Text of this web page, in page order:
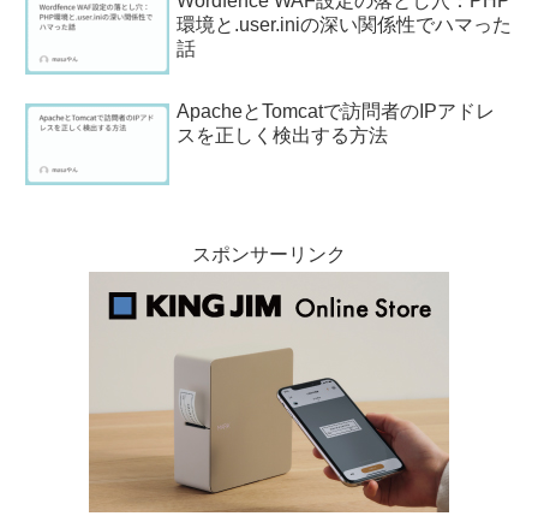
環境と.user.iniの深い関係性でハマった
話
ApacheとTomcatで訪問者のIPアドレ
スを正しく検出する方法
スポンサーリンク